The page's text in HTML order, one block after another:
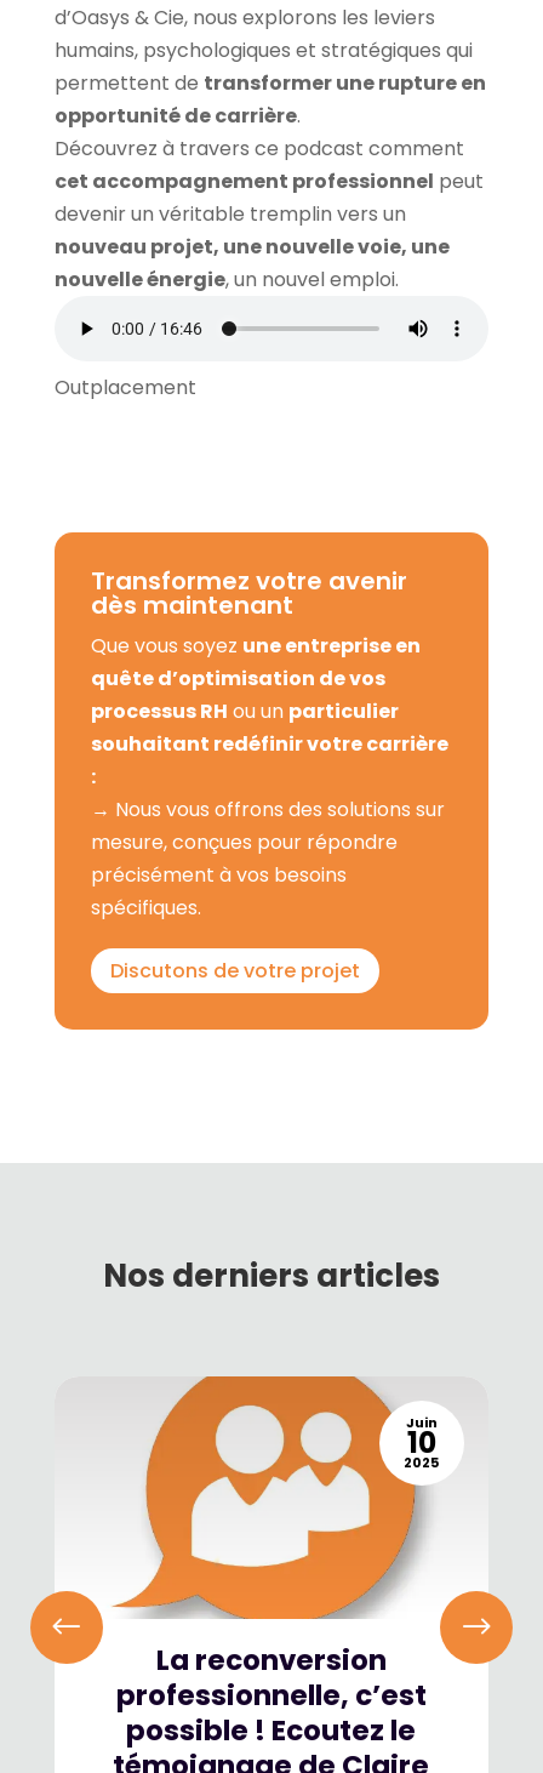
d’Oasys & Cie, nous explorons les leviers
humains, psychologiques et stratégiques qui
permettent de transformer une rupture en
opportunité de carrière.
Découvrez à travers ce podcast comment
cet accompagnement professionnel peut
devenir un véritable tremplin vers un
nouveau projet, une nouvelle voie, une
nouvelle énergie, un nouvel emploi.
Outplacement
Transformez votre avenir
dès maintenant
Que vous soyez une entreprise en
quête d’optimisation de vos
processus RH ou un particulier
souhaitant redéfinir votre carrière
:
→ Nous vous offrons des solutions sur
mesure, conçues pour répondre
précisément à vos besoins
spécifiques.
Discutons de votre projet
Nos derniers articles
Juin
10
2025
La reconversion
professionnelle, c’est
possible ! Ecoutez le
témoignage de Claire